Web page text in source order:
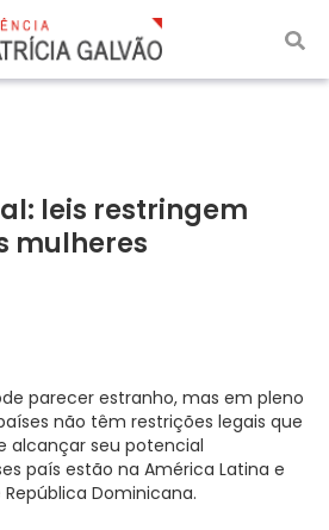
leis restringem
mulheres
parecer estranho, mas em pleno
não têm restrições legais que
alcançar seu potencial
país estão na América Latina e
República Dominicana.